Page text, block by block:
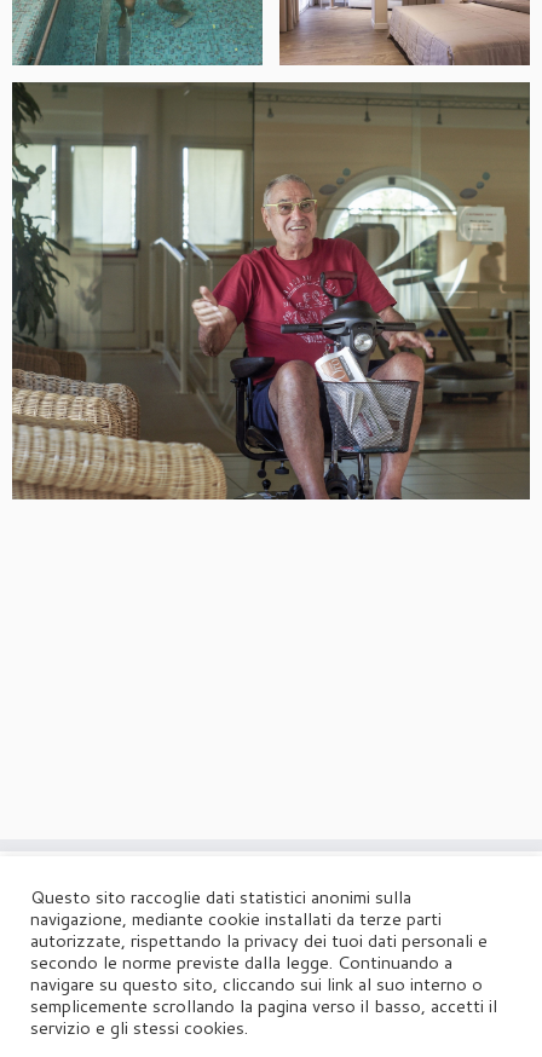
·© 2026Agorà·Powered by ·Designed con iltema Customizr
Questo sito raccoglie dati statistici anonimi sulla
navigazione, mediante cookie installati da terze parti
autorizzate, rispettando la privacy dei tuoi dati personali e
secondo le norme previste dalla legge. Continuando a
navigare su questo sito, cliccando sui link al suo interno o
semplicemente scrollando la pagina verso il basso, accetti il
servizio e gli stessi cookies.
UFFICIO STAMPA
Agorà di Marina Tagliaferri
Via Matteotti 70, 34071 – Cormòns (GO)